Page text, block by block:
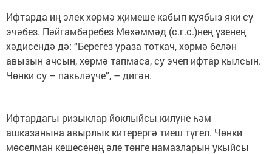
Ифтарда иң элек хөрмә җимеше кабып куябыз яки су
эчәбез. Пәйгамбәребез Мөхәммәд (с.г.с.)нең үзенең
хәдисендә дә: “Берегез ураза тоткач, хөрмә белән
авызын ачсын, хөрмә тапмаса, су эчеп ифтар кылсын.
Чөнки су – пакьләүче”, – дигән.
Ифтардагы ризыклар йоклыйсы килүне һәм
ашказанына авырлык китерергә тиеш түгел. Чөнки
мөселман кешесенең әле төнге намазларын укыйсы